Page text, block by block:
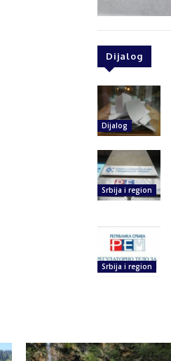
Dijalog
Dijalog
Srbija i region
Srbija i region